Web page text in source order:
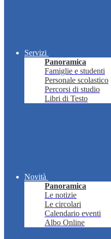
Servizi
Panoramica
Famiglie e studenti
Personale scolastico
Percorsi di studio
Libri di Testo
Novità
Panoramica
Le notizie
Le circolari
Calendario eventi
Albo Online